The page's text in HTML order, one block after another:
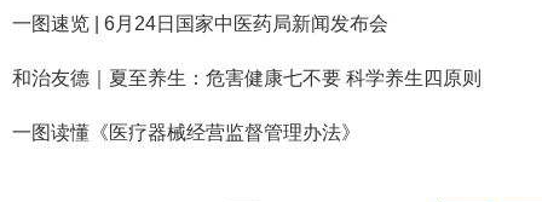
一图速览 | 6月24日国家中医药局新闻发布会
和治友德｜夏至养生：危害健康七不要 科学养生四原则
一图读懂《医疗器械经营监督管理办法》